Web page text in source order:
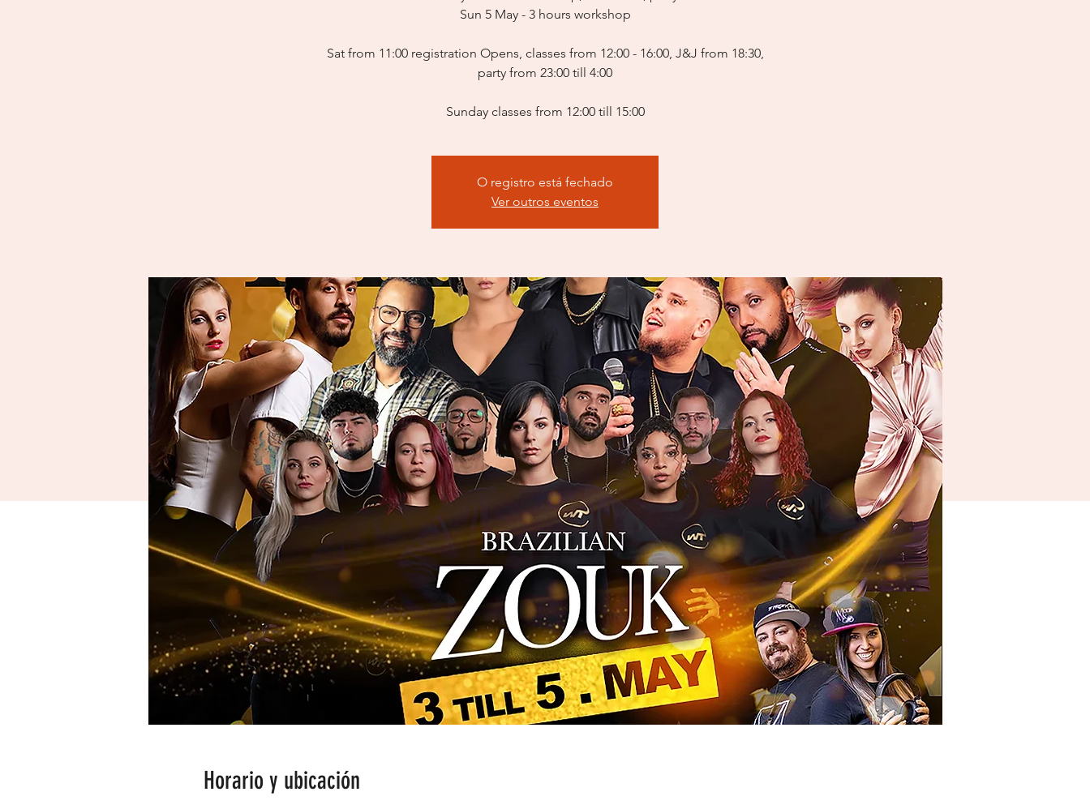
Sun 5 May - 3 hours workshop
Sat from 11:00 registration Opens, classes from 12:00 - 16:00, J&J from 18:30,
party from 23:00 till 4:00
Sunday classes from 12:00 till 15:00
O registro está fechado
Ver outros eventos
Horario y ubicación